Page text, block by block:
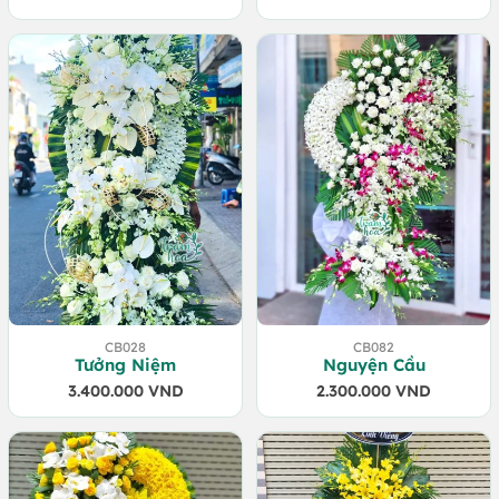
CB028
Tưởng Niệm
3.400.000 VND
CB082
Nguyện Cầu
2.300.000 VND